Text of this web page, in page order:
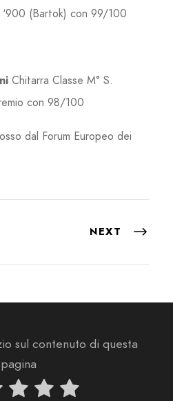
(Bartok) con 99/100
Chitarra Classe M° S.
con 98/100
dal Forum Europeo dei
NEXT
sul contenuto di questa
pagina